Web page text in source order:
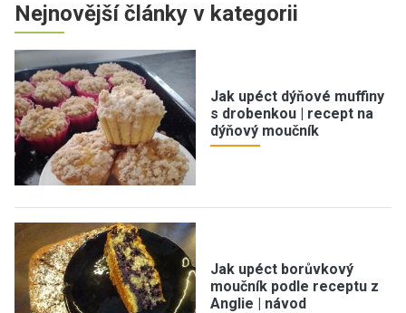
Nejnovější články v kategorii
Jak upéct dýňové muffiny
s drobenkou | recept na
dýňový moučník
Jak upéct borůvkový
moučník podle receptu z
Anglie | návod